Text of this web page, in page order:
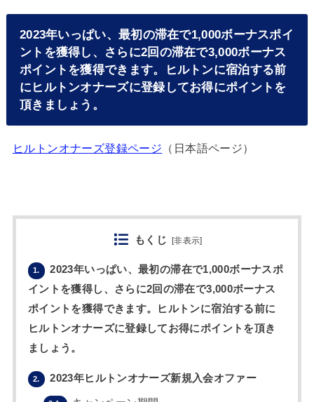
2023年いっぱい、最初の滞在で1,000ボーナスポイ
ントを獲得し、さらに2回の滞在で3,000ボーナス
ポイントを獲得できます。ヒルトンに宿泊する前
にヒルトンオナーズに登録してお得にポイントを
頂きましょう。
ヒルトンオナーズ登録ページ （日本語ページ）
もくじ [非表示]
1.
2023年いっぱい、最初の滞在で1,000ボーナスポ
イントを獲得し、さらに2回の滞在で3,000ボーナス
ポイントを獲得できます。ヒルトンに宿泊する前に
ヒルトンオナーズに登録してお得にポイントを頂き
ましょう。
2. 2023年ヒルトンオナーズ新規入会オファー